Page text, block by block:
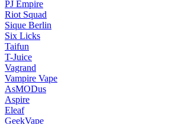
PJ Empire
Riot Squad
Sique Berlin
Six Licks
Taifun
T-Juice
Vagrand
Vampire Vape
AsMODus
Aspire
Eleaf
GeekVape